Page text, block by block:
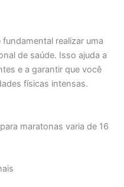
realizar uma
de saúde. Isso ajuda a
e a garantir que você
físicas intensas.
maratonas varia de 16